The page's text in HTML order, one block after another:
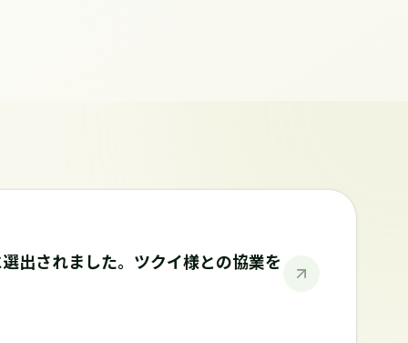
出されました。ツクイ様との協業を